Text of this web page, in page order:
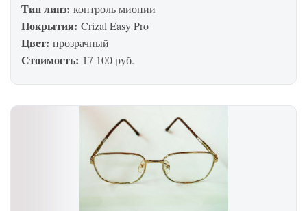
Тип линз: контроль миопии
Покрытия: Crizal Easy Pro
Цвет: прозрачный
Стоимость: 17 100 руб.